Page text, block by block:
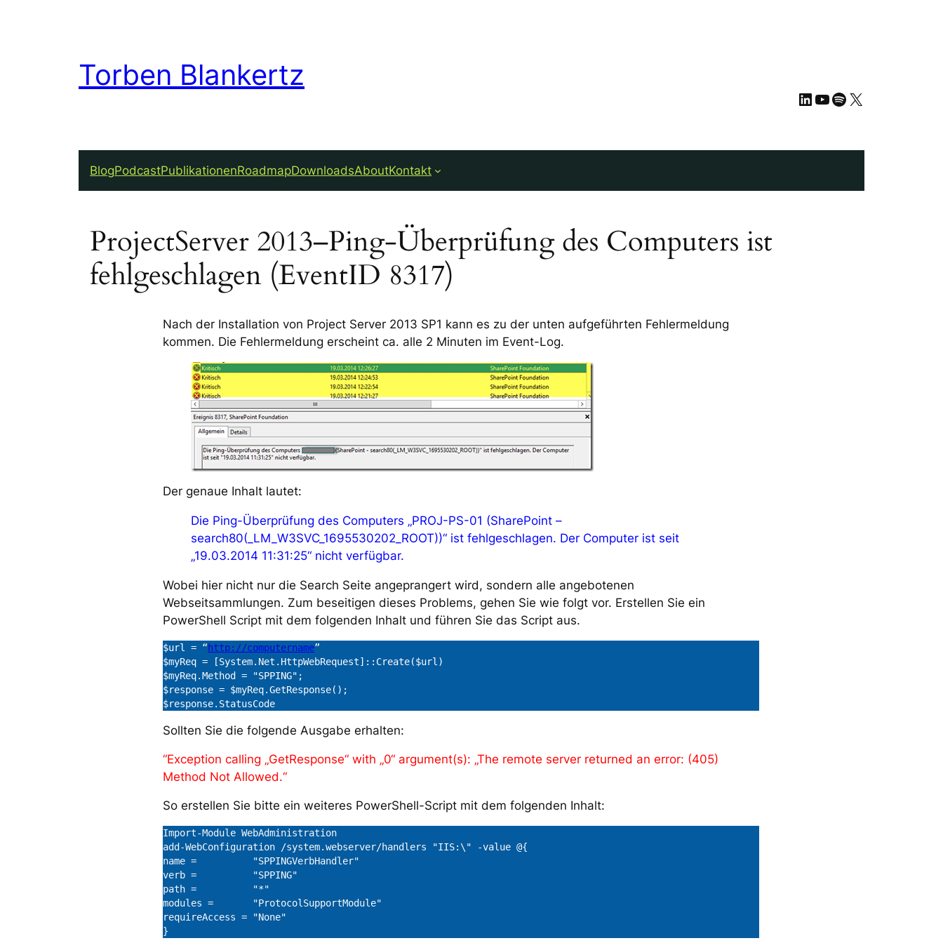
Torben Blankertz
LinkedIn
YouTube
Spotify
X
BlogPodcastPublikationenRoadmapDownloadsAboutKontakt
ProjectServer 2013–Ping-Überprüfung des Computers ist
fehlgeschlagen (EventID 8317)
Nach der Installation von Project Server 2013 SP1 kann es zu der unten aufgeführten Fehlermeldung
kommen. Die Fehlermeldung erscheint ca. alle 2 Minuten im Event-Log.
Der genaue Inhalt lautet:
Die Ping-Überprüfung des Computers „PROJ-PS-01 (SharePoint –
search80(_LM_W3SVC_1695530202_ROOT))“ ist fehlgeschlagen. Der Computer ist seit
„19.03.2014 11:31:25“ nicht verfügbar.
Wobei hier nicht nur die Search Seite angeprangert wird, sondern alle angebotenen
Webseitsammlungen. Zum beseitigen dieses Problems, gehen Sie wie folgt vor. Erstellen Sie ein
PowerShell Script mit dem folgenden Inhalt und führen Sie das Script aus.
$url = “http://computername”
$myReq = [System.Net.HttpWebRequest]::Create($url)
$myReq.Method = "SPPING";
$response = $myReq.GetResponse();
$response.StatusCode
Sollten Sie die folgende Ausgabe erhalten:
“Exception calling „GetResponse“ with „0“ argument(s): „The remote server returned an error: (405)
Method Not Allowed.“
So erstellen Sie bitte ein weiteres PowerShell-Script mit dem folgenden Inhalt:
Import-Module WebAdministration
add-WebConfiguration /system.webserver/handlers "IIS:\" -value @{
name =          "SPPINGVerbHandler"
verb =          "SPPING"
path =          "*"
modules =       "ProtocolSupportModule"
requireAccess = "None"
}